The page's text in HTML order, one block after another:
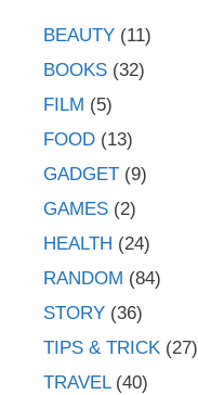
BEAUTY (11)
BOOKS (32)
FILM (5)
FOOD (13)
GADGET (9)
GAMES (2)
HEALTH (24)
RANDOM (84)
STORY (36)
TIPS & TRICK (27)
TRAVEL(40)